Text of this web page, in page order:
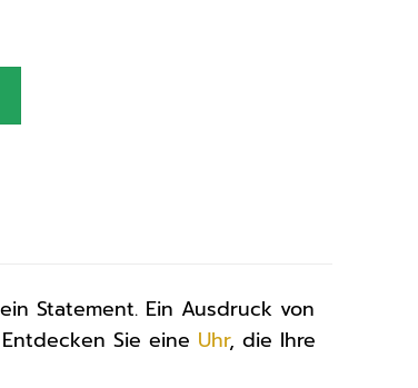
Statement. Ein Ausdruck von
Sie eine Uhr, die Ihre